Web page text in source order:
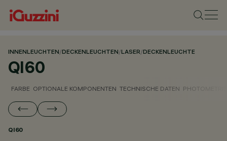
INNENLEUCHTEN/DECKENLEUCHTEN/LASER/DECKENLEUCHTE
QI60
FARBE OPTIONALE KOMPONENTEN TECHNISCHE DATEN
QI60